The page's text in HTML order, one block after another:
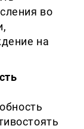
во
на